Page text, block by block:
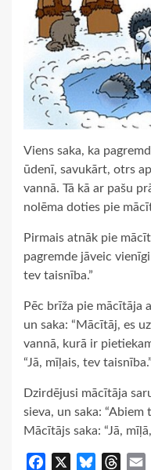
Viens saka, ka
ūdenī, savukārt, otrs
vannā. Tā kā ar pašu
nolēma doties pie
Pirmais atnāk pie
pagremde jāveic
tev taisnība.”
Pēc brīža pie mācītāja
un saka: “Mācītāj, es
vannā, kurā ir
“Jā, mīļais, tev taisnība.”
Dzirdējusi mācītāja
sieva, un saka:
Mācītājs saka: “Jā,
Facebook Bluesky